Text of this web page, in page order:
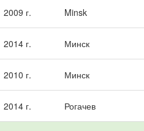
2009 г. Minsk
2014 г. Минск
2010 г. Минск
2014 г. Рогачев